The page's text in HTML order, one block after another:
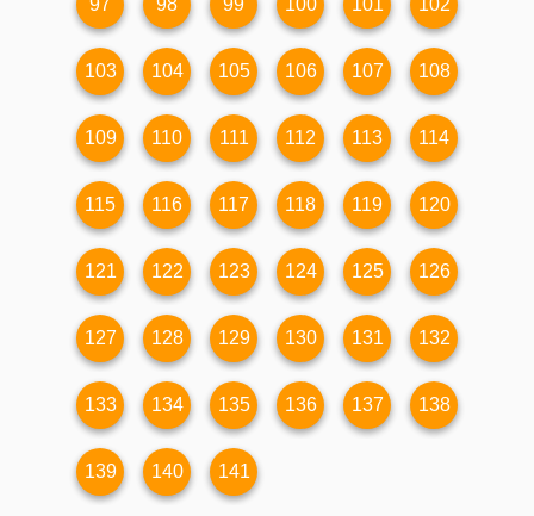
103 104 105 106 107 108
109 110 111 112 113 114
115 116 117 118 119 120
121 122 123 124 125 126
127 128 129 130 131 132
133 134 135 136 137 138
139 140 141